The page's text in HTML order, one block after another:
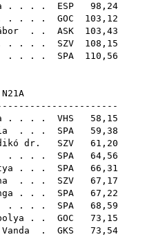
. . . . ESP 98,24
. . . . GOC 103,12
. . ASK 103,43
. . . . SZV 108,15
. . . . SPA 110,56
N21A
. . . . VHS 58,15
. . . SPA 59,38
dr. SZV 61,20
. . . . SPA 64,56
. . . SPA 66,31
. . . SZV 67,17
. . . SPA 67,22
. . . . SPA 68,59
. . GOC 73,15
. GKS 73,54